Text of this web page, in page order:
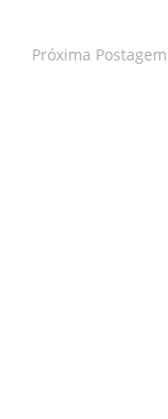
Próxima Postagem